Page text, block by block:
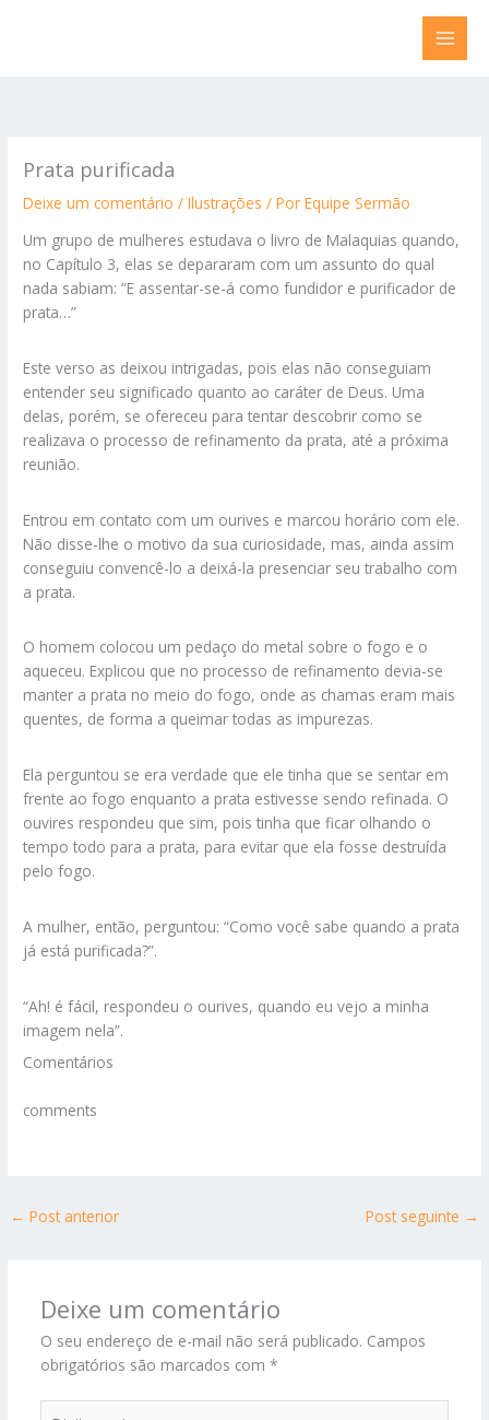
Prata purificada
Deixe um comentário /Ilustrações / PorEquipe Sermão
Um grupo de mulheres estudava o livro de Malaquias quando,
no Capítulo 3, elas se depararam com um assunto do qual
nada sabiam: “E assentar-se-á como fundidor e purificador de
prata…”
Este verso as deixou intrigadas, pois elas não conseguiam
entender seu significado quanto ao caráter de Deus. Uma
delas, porém, se ofereceu para tentar descobrir como se
realizava o processo de refinamento da prata, até a próxima
reunião.
Entrou em contato com um ourives e marcou horário com ele.
Não disse-lhe o motivo da sua curiosidade, mas, ainda assim
conseguiu convencê-lo a deixá-la presenciar seu trabalho com
a prata.
O homem colocou um pedaço do metal sobre o fogo e o
aqueceu. Explicou que no processo de refinamento devia-se
manter a prata no meio do fogo, onde as chamas eram mais
quentes, de forma a queimar todas as impurezas.
Ela perguntou se era verdade que ele tinha que se sentar em
frente ao fogo enquanto a prata estivesse sendo refinada. O
ouvires respondeu que sim, pois tinha que ficar olhando o
tempo todo para a prata, para evitar que ela fosse destruída
pelo fogo.
A mulher, então, perguntou: “Como você sabe quando a prata
já está purificada?”.
“Ah! é fácil, respondeu o ourives, quando eu vejo a minha
imagem nela”.
Comentários
comments
← Post anterior Post seguinte →
Deixe um comentário
O seu endereço de e-mail não será publicado. Campos
obrigatórios são marcados com *